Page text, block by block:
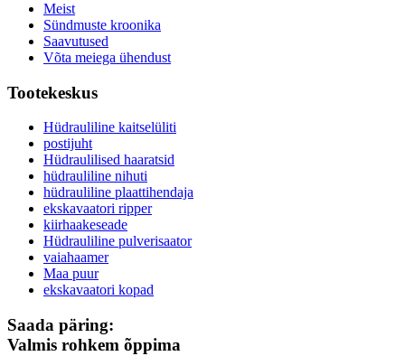
Meist
Sündmuste kroonika
Saavutused
Võta meiega ühendust
Tootekeskus
Hüdrauliline kaitselüliti
postijuht
Hüdraulilised haaratsid
hüdrauliline nihuti
hüdrauliline plaattihendaja
ekskavaatori ripper
kiirhaakeseade
Hüdrauliline pulverisaator
vaiahaamer
Maa puur
ekskavaatori kopad
Saada päring:
Valmis rohkem õppima